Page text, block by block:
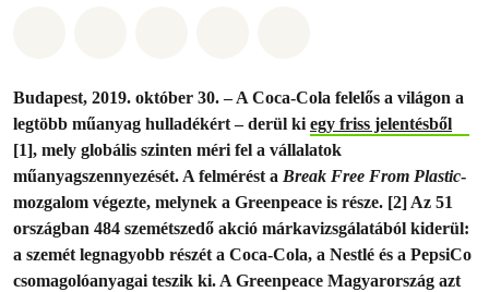
Budapest, 2019. október 30. – A Coca-Cola felelős a világon a
legtöbb műanyag hulladékért – derül kiegy friss jelentésből
[1], mely globális szinten méri fel a vállalatok
műanyagszennyezését. A felmérést a Break Free From Plastic-
mozgalom végezte, melynek a Greenpeace is része. [2] Az 51
országban 484 szemétszedő akció márkavizsgálatából kiderül:
a szemét legnagyobb részét a Coca-Cola, a Nestlé és a PepsiCo
csomagolóanyagai teszik ki. A Greenpeace Magyarország azt